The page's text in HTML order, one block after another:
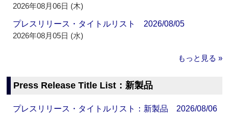
2026年08月06日 (木)
プレスリリース・タイトルリスト 2026/08/05
2026年08月05日 (水)
もっと見る »
Press Release Title List：新製品
プレスリリース・タイトルリスト：新製品 2026/08/06